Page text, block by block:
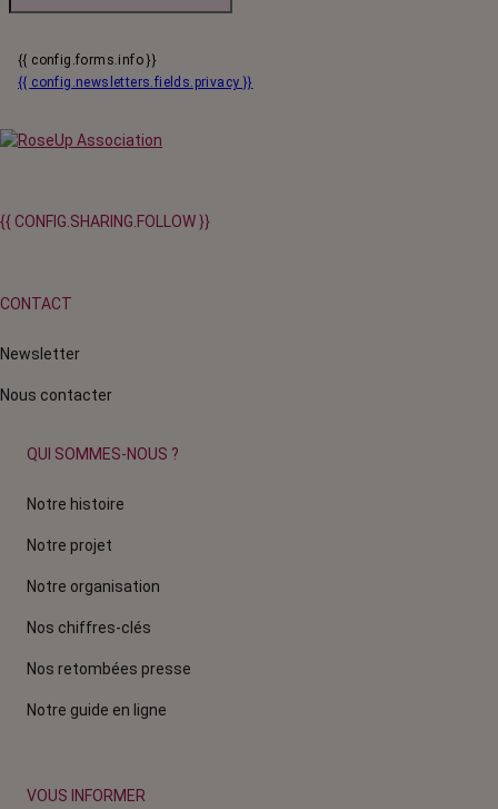
{{ config.forms.info }}
{{ config.newsletters.fields.privacy }}
{{ CONFIG.SHARING.FOLLOW }}
CONTACT
Newsletter
Nous contacter
QUI SOMMES-NOUS ?
Notre histoire
Notre projet
Notre organisation
Nos chiffres-clés
Nos retombées presse
Notre guide en ligne
VOUS INFORMER